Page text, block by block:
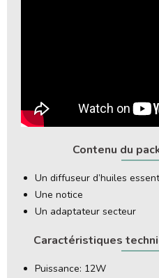
Contenu du
Un diffuseur d’huiles
Une notice
Un adaptateur secteur
Caractéristiques
Puissance: 12W